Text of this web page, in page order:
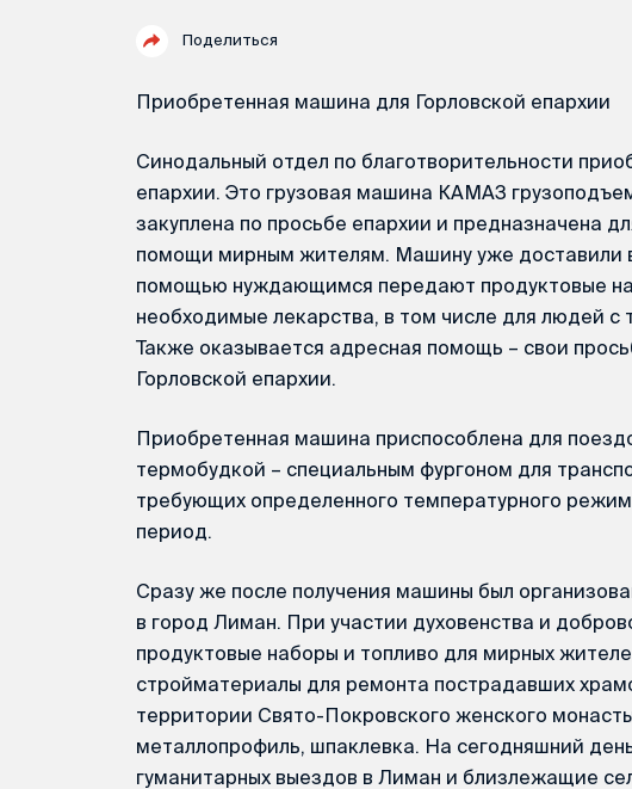
Поделиться
Приобретенная машина для Горловской епархии
Синодальный отдел по благотворительности
епархии. Это грузовая машина КАМАЗ
закуплена по просьбе епархии и предназначена
помощи мирным жителям. Машину уже доставили
помощью нуждающимся передают продуктовые
необходимые лекарства, в том числе для людей с
Также оказывается адресная помощь – свои
Горловской епархии.
Приобретенная машина приспособлена для
термобудкой – специальным фургоном для
требующих определенного температурного
период.
Сразу же после получения машины был
в город Лиман. При участии духовенства и
продуктовые наборы и топливо для мирных
стройматериалы для ремонта пострадавших
территории Свято-Покровского женского
металлопрофиль, шпаклевка. На сегодняшний
гуманитарных выездов в Лиман и близлежащие